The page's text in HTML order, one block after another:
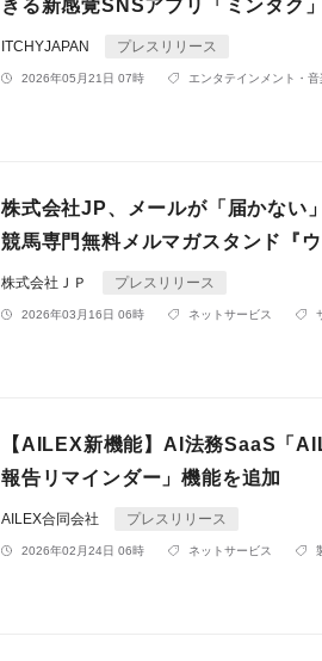
きる新感覚SNSアプリ「ミンタク
ITCHYJAPAN プレスリリース
2026年05月21日 07時 エンタテインメント・音
株式会社JP、メールが「届かない
競馬専門無料メルマガスタンド『
株式会社ＪＰ プレスリリース
2026年03月16日 06時 ネットサービス
【AILEX新機能】AI法務SaaS「
報告リマインダー」機能を追加
AILEX合同会社 プレスリリース
2026年02月24日 06時 ネットサービス